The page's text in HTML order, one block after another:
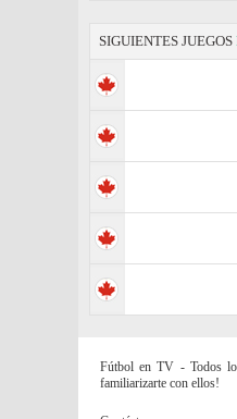
SIGUIENTES JUEGOS
Fútbol en TV - Todos
familiarizarte con ellos!